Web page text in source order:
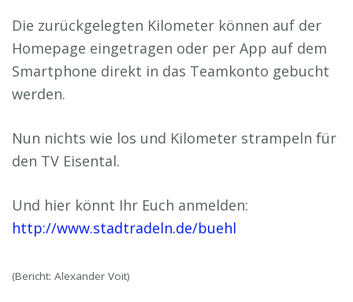
Die zurückgelegten Kilometer können auf der
Homepage eingetragen oder per App auf dem
Smartphone direkt in das Teamkonto gebucht
werden.
Nun nichts wie los und Kilometer strampeln für
den TV Eisental.
Und hier könnt Ihr Euch anmelden:
http://www.stadtradeln.de/buehl
(Bericht: Alexander Voit)